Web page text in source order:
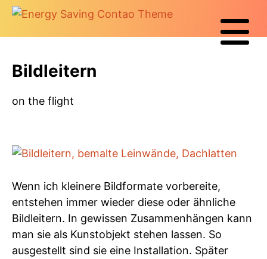
Bildleitern
on the flight
Wenn ich kleinere Bildformate vorbereite,
entstehen immer wieder diese oder ähnliche
Bildleitern. In gewissen Zusammenhängen kann
man sie als Kunstobjekt stehen lassen. So
ausgestellt sind sie eine Installation. Später